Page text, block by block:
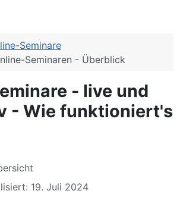
Seminare
Seminaren - Überblick
- live und
- Wie funktioniert's
19. Juli 2024